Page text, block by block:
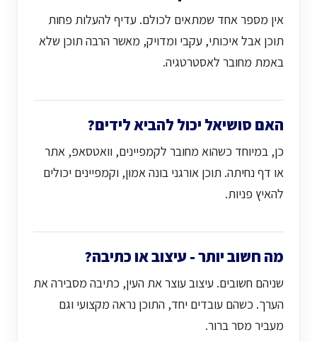
אין מספר אחד שמתאים לכולם. עדיף להעלות פחות
תוכן אבל איכותי, עקבי ומדויק, מאשר הרבה תוכן שלא
באמת מחובר לאסטרטגיה.
האם סושיאל יכול להביא לידים?
כן, במיוחד כשהוא מחובר לקמפיינים, וואטסאפ, אתר
או דף נחיתה. תוכן אורגני בונה אמון, וקמפיינים יכולים
להאיץ פניות.
מה חשוב יותר - עיצוב או כתיבה?
שניהם חשובים. עיצוב עוצר את העין, כתיבה מסבירה את
הערך. כשהם עובדים יחד, התוכן נראה מקצועי וגם
מעביר מסר ברור.